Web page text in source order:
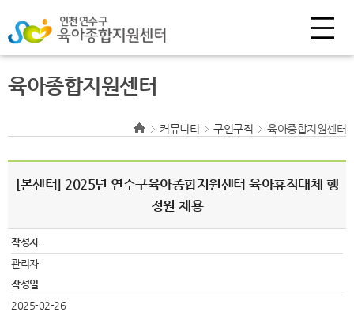
육아종합지원센터
커뮤니티 구인구직 육아종합지원센터
[본센터] 2025년 연수구육아종합지원센터 육아휴직대체 행
정원 채용
작성자
관리자
작성일
2025-02-26